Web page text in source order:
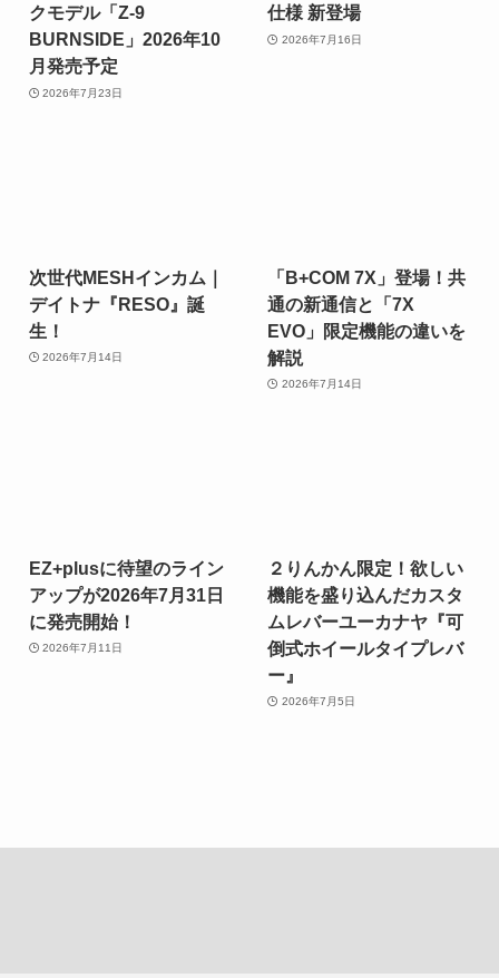
クモデル「Z-9
BURNSIDE」2026年10
月発売予定
2026年7月23日
仕様 新登場
2026年7月16日
次世代MESHインカム｜
デイトナ『RESO』誕
生！
2026年7月14日
「B+COM 7X」登場！共
通の新通信と「7X
EVO」限定機能の違いを
解説
2026年7月14日
EZ+plusに待望のライン
アップが2026年7月31日
に発売開始！
2026年7月11日
２りんかん限定！欲しい
機能を盛り込んだカスタ
ムレバーユーカナヤ『可
倒式ホイールタイプレバ
ー』
2026年7月5日